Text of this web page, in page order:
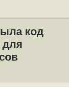
код
для